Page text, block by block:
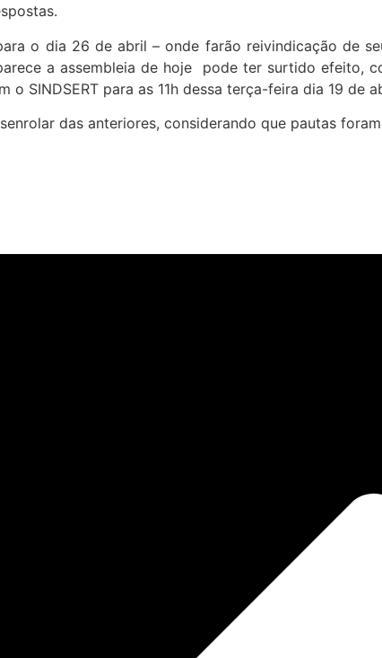
o dia 26 de abril – onde farão reivindicação de
a assembleia de hoje pode ter surtido efeito,
SINDSERT para as 11h dessa terça-feira dia 19 de
das anteriores, considerando que pautas